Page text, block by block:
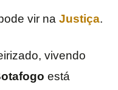
vir na Justiça.
vivendo
está